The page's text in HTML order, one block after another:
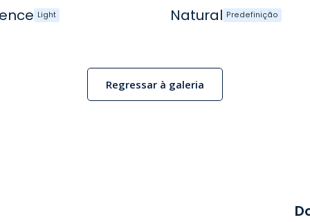
Light Natural Predefinição
Regressar à galeria